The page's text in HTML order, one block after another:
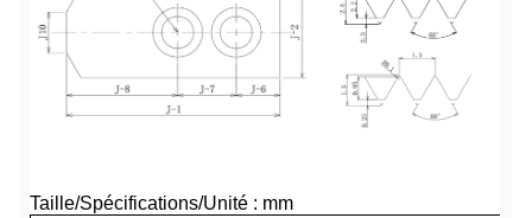
Taille/Spécifications/Unité : mm